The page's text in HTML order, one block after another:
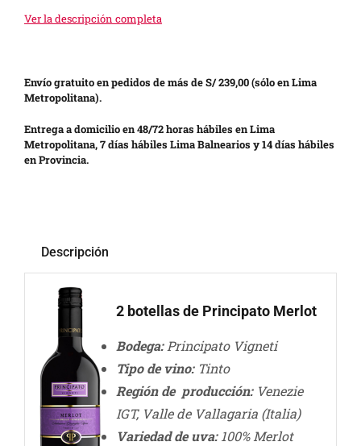
Ver la descripción completa
Envío gratuito en pedidos de más de S/ 239,00 (sólo en Lima
Metropolitana).
Entrega a domicilio en 48/72 horas hábiles en Lima
Metropolitana, 7 días hábiles Lima Balnearios y 14 días hábiles
en Provincia.
Descripción
2 botellas de Principato Merlot
Bodega:Principato Vigneti
Tipo de vino:Tinto
Región de producción:Venezie
IGT, Valle de Vallagaria (Italia)
Variedad de uva:100% Merlot